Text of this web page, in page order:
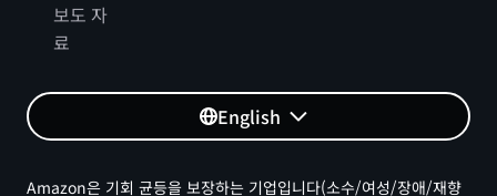
보도 자
료
English
Amazon은 기회 균등을 보장하는 기업입니다(소수/여성/장애/재향